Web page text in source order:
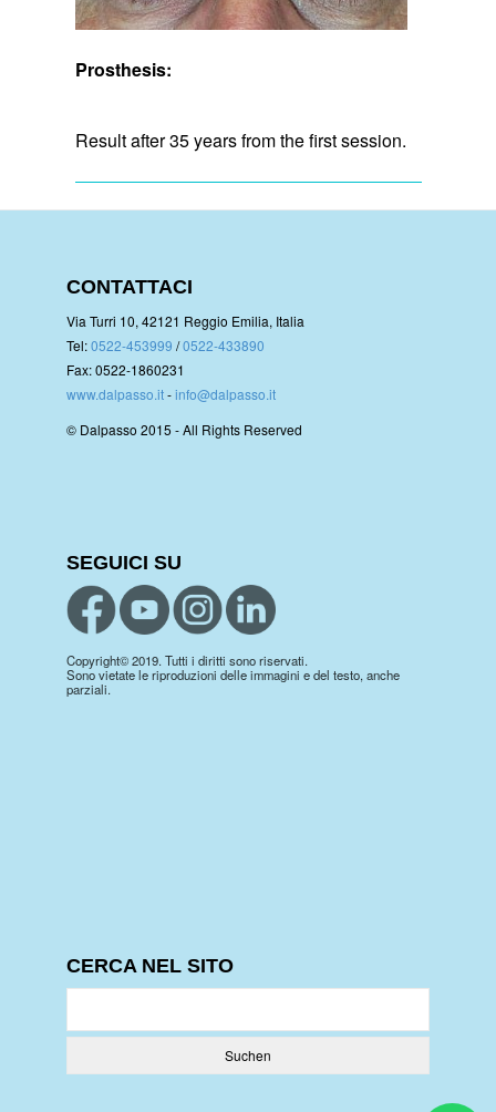
Prosthesis:
Result after 35 years from the first session.
CONTATTACI
Via Turri 10, 42121 Reggio Emilia, Italia
Tel:0522-453999 /0522-433890
Fax: 0522-1860231
www.dalpasso.it-info@dalpasso.it
© Dalpasso 2015 - All Rights Reserved
SEGUICI SU
Copyright© 2019. Tutti i diritti sono riservati.
Sono vietate le riproduzioni delle immagini e del testo, anche
parziali.
CERCA NEL SITO